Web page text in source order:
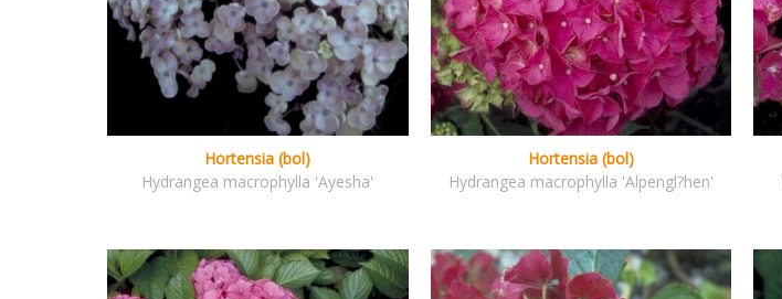
Hortensia (bol)
Hydrangea macrophylla 'Ayesha'
Hortensia (bol)
Hydrangea macrophylla 'Alpengl?hen'